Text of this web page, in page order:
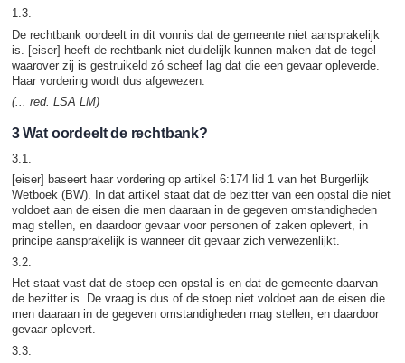
1.3.
De rechtbank oordeelt in dit vonnis dat de gemeente niet aansprakelijk
is. [eiser] heeft de rechtbank niet duidelijk kunnen maken dat de tegel
waarover zij is gestruikeld zó scheef lag dat die een gevaar opleverde.
Haar vordering wordt dus afgewezen.
(... red. LSA LM)
3 Wat oordeelt de rechtbank?
3.1.
[eiser] baseert haar vordering op artikel 6:174 lid 1 van het Burgerlijk
Wetboek (BW). In dat artikel staat dat de bezitter van een opstal die niet
voldoet aan de eisen die men daaraan in de gegeven omstandigheden
mag stellen, en daardoor gevaar voor personen of zaken oplevert, in
principe aansprakelijk is wanneer dit gevaar zich verwezenlijkt.
3.2.
Het staat vast dat de stoep een opstal is en dat de gemeente daarvan
de bezitter is. De vraag is dus of de stoep niet voldoet aan de eisen die
men daaraan in de gegeven omstandigheden mag stellen, en daardoor
gevaar oplevert.
3.3.